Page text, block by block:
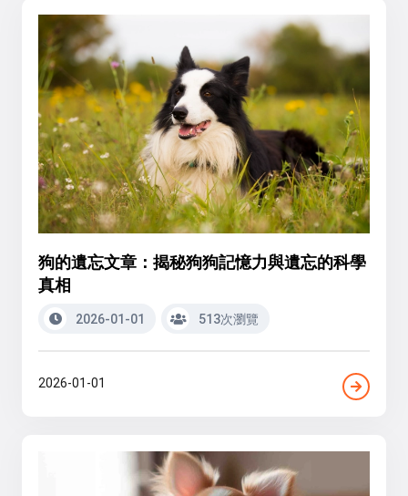
狗的遺忘文章：揭秘狗狗記憶力與遺忘的科學
真相
2026-01-01 513次瀏覽
2026-01-01